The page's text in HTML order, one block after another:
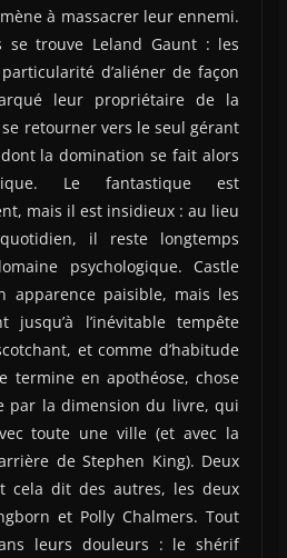
à massacrer leur ennemi.
se trouve Leland Gaunt : les
d’aliéner de façon
leur propriétaire de la
retourner vers le seul gérant
la domination se fait alors
Le fantastique est
mais il est insidieux : au lieu
il reste longtemps
psychologique. Castle
apparence paisible, mais les
jusqu’à l’inévitable tempête
et comme d’habitude
termine en apothéose, chose
par la dimension du livre, qui
toute une ville (et avec la
de Stephen King). Deux
cela dit des autres, les deux
et Polly Chalmers. Tout
leurs douleurs : le shérif